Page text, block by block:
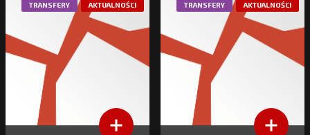
TRANSFERY AKTUALNOŚCI TRANSFERY AKTUALNOŚCI